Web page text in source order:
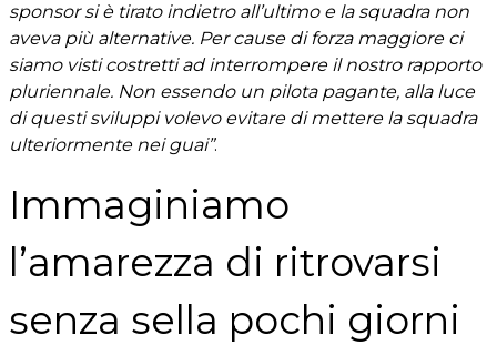
sponsor si è tirato indietro all’ultimo e la squadra non
aveva più alternative. Per cause di forza maggiore ci
siamo visti costretti ad interrompere il nostro rapporto
pluriennale. Non essendo un pilota pagante, alla luce
di questi sviluppi volevo evitare di mettere la squadra
ulteriormente nei guai”.
Immaginiamo
l’amarezza di ritrovarsi
senza sella pochi giorni